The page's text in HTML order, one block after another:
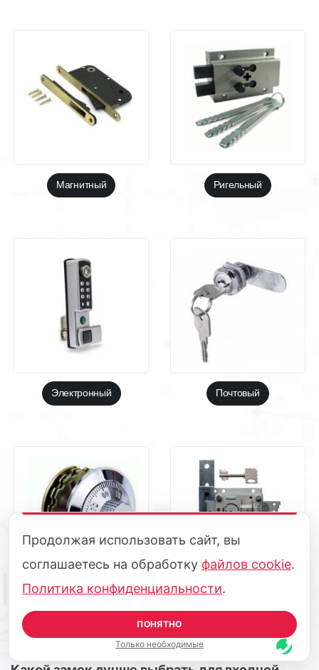
Магнитный Ригельный
Электронный Почтовый
Продолжая использовать сайт, вы
соглашаетесь на обработку файлов cookie.
Политика конфиденциальности.
ПОНЯТНО
Только необходимые